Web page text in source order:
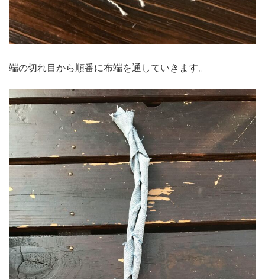
端の切れ目から順番に布端を通していきます。